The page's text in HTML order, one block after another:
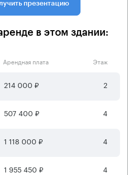
презентацию
в этом здании:
Арендная плата Этаж
214 000 ₽ 2
507 400 ₽ 4
1 118 000 ₽ 4
1 955 450 ₽ 4